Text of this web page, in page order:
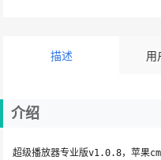
描述 用
介绍
超级播放器专业版v1.0.8，苹果